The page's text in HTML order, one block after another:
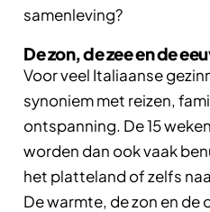
samenleving?
De zon, de zee en de
Voor veel Italiaanse
synoniem met reizen,
ontspanning. De 15
worden dan ook vaak
het platteland of zelfs
De warmte, de zon en de